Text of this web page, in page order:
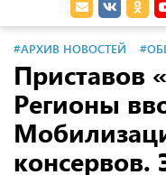
#АРХИВ НОВОСТЕЙ
Приставов
Регионы
консервов.